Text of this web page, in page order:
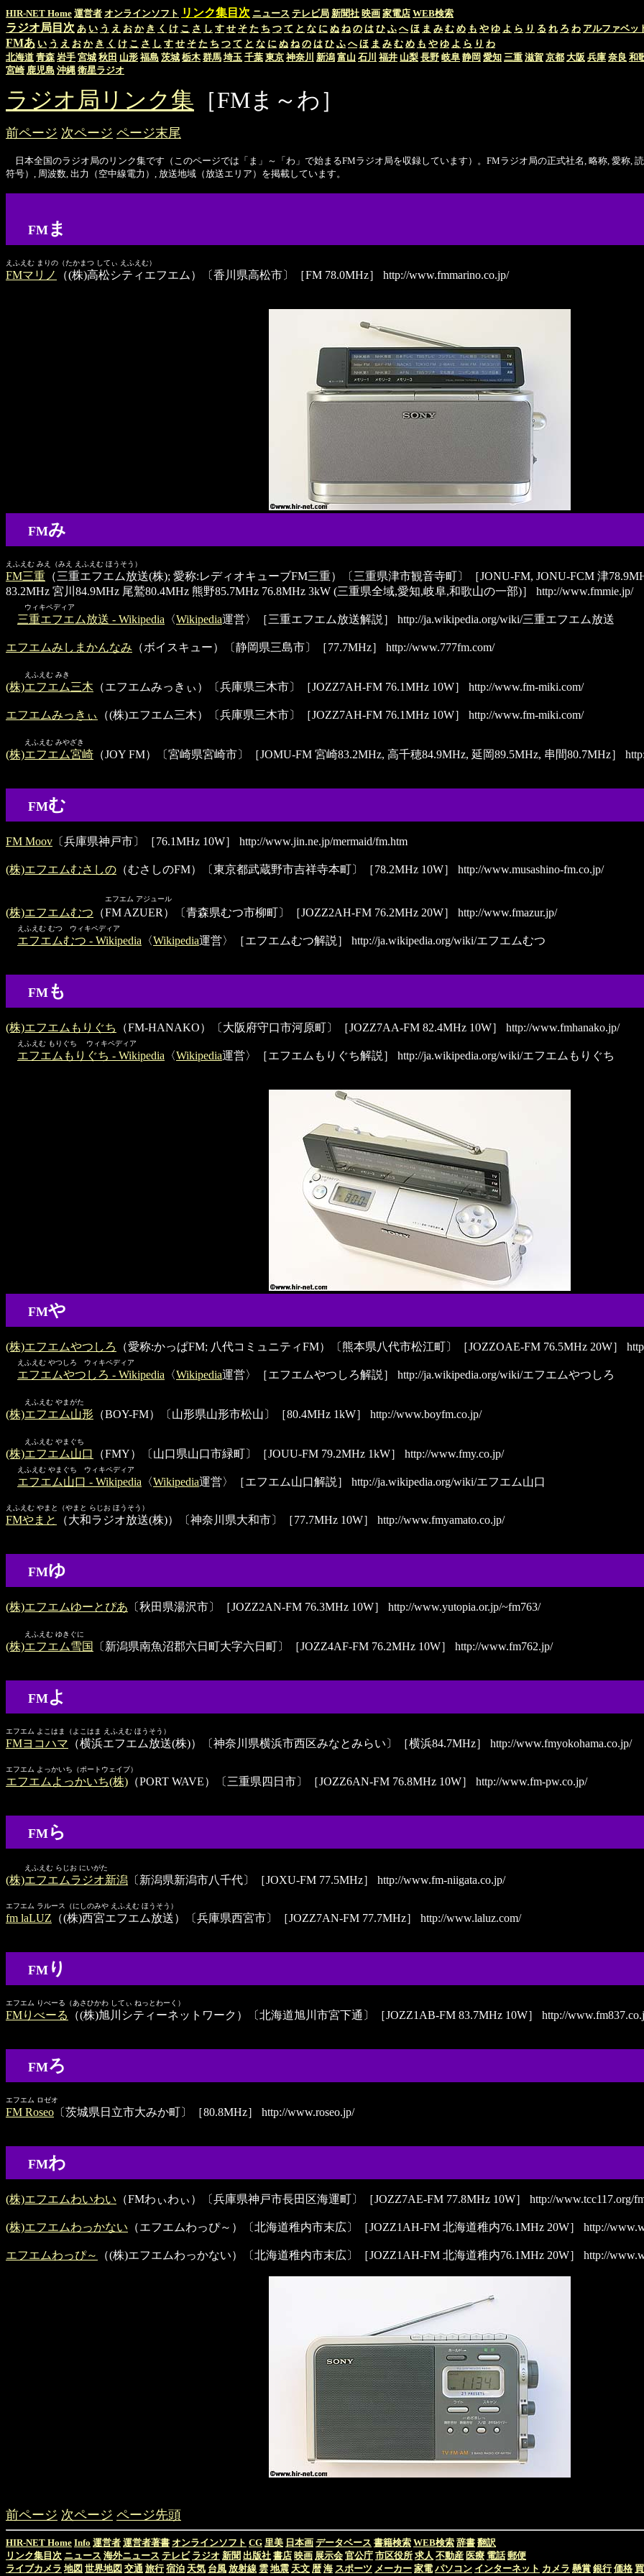
HIR-NET Home 運営者 オンラインソフト リンク集目次 ニュース テレビ局 新聞社 映画 家電店 WEB検索
ラジオ局目次 あ い う え お か き く け こ さ し す せ そ た ち つ て と な に ぬ ね の は ひ ふ へ ほ ま み む め も や ゆ よ ら り る れ ろ わ アルファベッ
FMあ い う え お か き く け こ さ し す せ そ た ち つ て と な に ぬ ね の は ひ ふ へ ほ ま み む め も や ゆ よ ら り わ
北海道 青森 岩手 宮城 秋田 山形 福島 茨城 栃木 群馬 埼玉 千葉 東京 神奈川 新潟 富山 石川 福井 山梨 長野 岐阜 静岡 愛知 三重 滋賀 京都 大阪 兵庫 奈良 和
宮崎 鹿児島 沖縄 衛星ラジオ
ラジオ局リンク集 ［FMま～わ］
前ページ 次ページ ページ末尾
日本全国のラジオ局のリンク集です（このページでは「ま」～「わ」で始まるFMラジオ局を収録しています）。FMラジオ局の正式社名, 略称, 愛称,
符号）, 周波数, 出力（空中線電力）, 放送地域（放送エリア）を掲載しています。
FM ま
えふえむ まりの（たかまつ してぃ えふえむ）
FMマリノ （(株)高松シティエフエム）〔香川県高松市〕［FM 78.0MHz］ http://www.fmmarino.co.jp/
FMみ
えふえむ みえ（みえ えふえむ ほうそう）
FM三重 （三重エフエム放送(株); 愛称:レディオキューブFM三重）〔三重県津市観音寺町〕［JONU-FM, JONU-FCM 津
83.2MHz 宮川84.9MHz 尾鷲80.4MHz 熊野85.7MHz 76.8MHz 3kW (三重県全域,愛知,岐阜,和歌山の一部)］
http://www.fmmie.jp/
ウィキペディア
三重エフエム放送 - Wikipedia 〈Wikipedia運営〉［三重エフエム放送解説］ http://ja.wikipedia.org/wiki/三重エフエム放送
エフエムみしまかんなみ （ボイスキュー）〔静岡県三島市〕［77.7MHz］ http://www.777fm.com/
えふえむ みき
(株)エフエム三木 （エフエムみっきぃ）〔兵庫県三木市〕［JOZZ7AH-FM 76.1MHz 10W］ http://www.fm-miki.com/
エフエムみっきぃ （(株)エフエム三木）〔兵庫県三木市〕［JOZZ7AH-FM 76.1MHz 10W］ http://www.fm-miki.com/
えふえむ みやざき
(株)エフエム宮崎 （JOY FM）〔宮崎県宮崎市〕［JOMU-FM 宮崎83.2MHz, 高千穂84.9MHz, 延岡89.5MHz, 串間80.7MHz］
FMむ
FM Moov 〔兵庫県神戸市〕［76.1MHz 10W］ http://www.jin.ne.jp/mermaid/fm.htm
(株)エフエムむさしの （むさしのFM）〔東京都武蔵野市吉祥寺本町〕［78.2MHz 10W］ http://www.musashino-fm.co.jp/
エフエム アジュール
(株)エフエムむつ （FM AZUER）〔青森県むつ市柳町〕［JOZZ2AH-FM 76.2MHz 20W］ http://www.fmazur.jp/
えふえむ むつ ウィキペディア
エフエムむつ - Wikipedia 〈Wikipedia運営〉［エフエムむつ解説］ http://ja.wikipedia.org/wiki/エフエムむつ
FM も
(株)エフエムもりぐち （FM-HANAKO）〔大阪府守口市河原町〕［JOZZ7AA-FM 82.4MHz 10W］ http://www.fmhanako.jp/
えふえむ もりぐち ウィキペディア
エフエムもりぐち - Wikipedia 〈Wikipedia運営〉［エフエムもりぐち解説］ http://ja.wikipedia.org/wiki/エフエムもりぐち
FMや
(株)エフエムやつしろ （愛称:かっぱFM; 八代コミュニティFM）〔熊本県八代市松江町〕［JOZZOAE-FM 76.5MHz 20W］
えふえむ やつしろ ウィキペディア
エフエムやつしろ - Wikipedia 〈Wikipedia運営〉［エフエムやつしろ解説］ http://ja.wikipedia.org/wiki/エフエムやつしろ
えふえむ やまがた
(株)エフエム山形 （BOY-FM）〔山形県山形市松山〕［80.4MHz 1kW］ http://www.boyfm.co.jp/
えふえむ やまぐち
(株)エフエム山口 （FMY）〔山口県山口市緑町〕［JOUU-FM 79.2MHz 1kW］ http://www.fmy.co.jp/
えふえむ やまぐち ウィキペディア
エフエム山口 - Wikipedia 〈Wikipedia運営〉［エフエム山口解説］ http://ja.wikipedia.org/wiki/エフエム山口
えふえむ やまと（やまと らじお ほうそう）
FMやまと （大和ラジオ放送(株)）〔神奈川県大和市〕［77.7MHz 10W］ http://www.fmyamato.co.jp/
FMゆ
(株)エフエムゆーとぴあ 〔秋田県湯沢市〕［JOZZ2AN-FM 76.3MHz 10W］ http://www.yutopia.or.jp/~fm763/
えふえむ ゆきぐに
(株)エフエム雪国 〔新潟県南魚沼郡六日町大字六日町〕［JOZZ4AF-FM 76.2MHz 10W］ http://www.fm762.jp/
FMよ
エフエム よこはま（よこはま えふえむ ほうそう）
FMヨコハマ （横浜エフエム放送(株)）〔神奈川県横浜市西区みなとみらい〕［横浜84.7MHz］ http://www.fmyokohama.co.jp/
エフエム よっかいち（ポートウェイブ）
エフエムよっかいち(株) （PORT WAVE）〔三重県四日市〕［JOZZ6AN-FM 76.8MHz 10W］ http://www.fm-pw.co.jp/
FM ら
えふえむ らじお にいがた
(株)エフエムラジオ新潟 〔新潟県新潟市八千代〕［JOXU-FM 77.5MHz］ http://www.fm-niigata.co.jp/
エフエム ラルース（にしのみや えふえむ ほうそう）
fm laLUZ （(株)西宮エフエム放送）〔兵庫県西宮市〕［JOZZ7AN-FM 77.7MHz］ http://www.laluz.com/
FM り
エフエム りべーる（あさひかわ してぃ ねっとわーく）
FMりべーる （(株)旭川シティーネットワーク）〔北海道旭川市宮下通〕［JOZZ1AB-FM 83.7MHz 10W］ http://
FMろ
エフエム ロゼオ
FM Roseo 〔茨城県日立市大みか町〕［80.8MHz］ http://www.roseo.jp/
FMわ
(株)エフエムわいわい （FMわぃわぃ）〔兵庫県神戸市長田区海運町〕［JOZZ7AE-FM 77.8MHz 10W］ http://www.tcc117.org/
(株)エフエムわっかない （エフエムわっぴ～）〔北海道稚内市末広〕［JOZZ1AH-FM 北海道稚内76.1MHz 20W］ http://
エフエムわっぴ～ （(株)エフエムわっかない）〔北海道稚内市末広〕［JOZZ1AH-FM 北海道稚内76.1MHz 20W］ http://
前ページ 次ページ ページ先頭
HIR-NET Home Info 運営者 運営者著書 オンラインソフト CG 里美 日本画 データベース 書籍検索 WEB検索 辞書 翻訳
リンク集目次 ニュース 海外ニュース テレビ ラジオ 新聞 出版社 書店 映画 展示会 官公庁 市区役所 求人 不動産 医療 電話 郵便
ライブカメラ 地図 世界地図 交通 旅行 宿泊 天気 台風 放射線 雲 地震 天文 暦 海 スポーツ メーカー 家電 パソコン インターネット カメラ 懸賞 銀行 価格